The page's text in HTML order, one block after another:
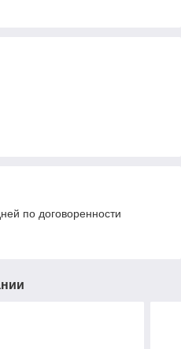
по договоренности